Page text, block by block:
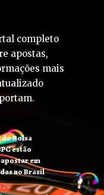
completo
apostas,
mais
Bolsa
estão
em
no Brasil